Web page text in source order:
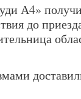
А4»
до